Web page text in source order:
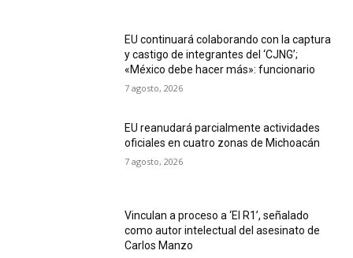
EU continuará colaborando con la captura
y castigo de integrantes del ‘CJNG’;
«México debe hacer más»: funcionario
7 agosto, 2026
EU reanudará parcialmente actividades
oficiales en cuatro zonas de Michoacán
7 agosto, 2026
Vinculan a proceso a ‘El R1’, señalado
como autor intelectual del asesinato de
Carlos Manzo